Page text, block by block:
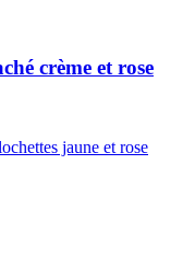
crème et rose